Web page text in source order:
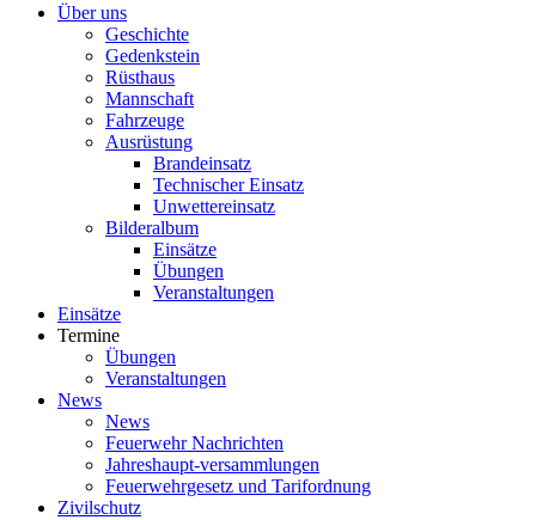
Über uns
Geschichte
Gedenkstein
Rüsthaus
Mannschaft
Fahrzeuge
Ausrüstung
Brandeinsatz
Technischer Einsatz
Unwettereinsatz
Bilderalbum
Einsätze
Übungen
Veranstaltungen
Einsätze
Termine
Übungen
Veranstaltungen
News
News
Feuerwehr Nachrichten
Jahreshaupt-versammlungen
Feuerwehrgesetz und Tarifordnung
Zivilschutz